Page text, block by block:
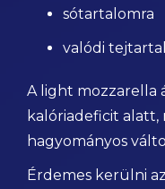
sótartalomra
valódi
A light mozzarella
kalóriadeficit
hagyományos
Érdemes kerülni